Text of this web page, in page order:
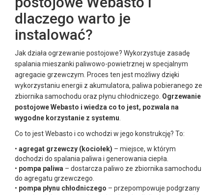
dlaczego warto je
instalować?
Jak działa ogrzewanie postojowe? Wykorzystuje zasadę
spalania mieszanki paliwowo-powietrznej w specjalnym
agregacie grzewczym. Proces ten jest możliwy dzięki
wykorzystaniu energii z akumulatora, paliwa pobieranego ze
zbiornika samochodu oraz płynu chłodniczego. Ogrzewanie
postojowe Webasto i wiedza co to jest, pozwala na
wygodne korzystanie z systemu.
Co to jest Webasto i co wchodzi w jego konstrukcję? To:
• agregat grzewczy (kociołek) – miejsce, w którym
dochodzi do spalania paliwa i generowania ciepła.
• pompa paliwa – dostarcza paliwo ze zbiornika samochodu
do agregatu grzewczego.
• pompa płynu chłodniczego – przepompowuje podgrzany